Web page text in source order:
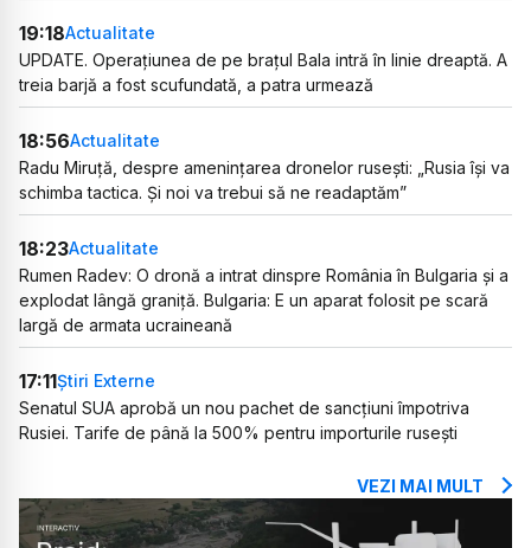
19:18Actualitate
UPDATE. Operațiunea de pe brațul Bala intră în linie dreaptă. A
treia barjă a fost scufundată, a patra urmează
18:56Actualitate
Radu Miruță, despre amenințarea dronelor rusești: „Rusia își va
schimba tactica. Și noi va trebui să ne readaptăm”
18:23Actualitate
Rumen Radev: O dronă a intrat dinspre România în Bulgaria și a
explodat lângă graniță. Bulgaria: E un aparat folosit pe scară
largă de armata ucraineană
17:11Știri Externe
Senatul SUA aprobă un nou pachet de sancțiuni împotriva
Rusiei. Tarife de până la 500% pentru importurile rusești
VEZI MAI MULT